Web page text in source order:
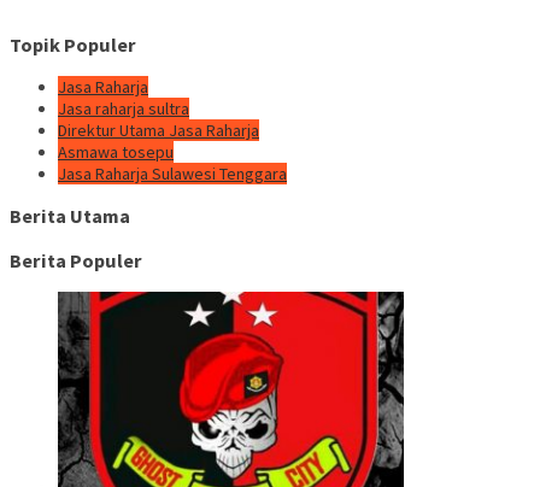
Topik Populer
Jasa Raharja
Jasa raharja sultra
Direktur Utama Jasa Raharja
Asmawa tosepu
Jasa Raharja Sulawesi Tenggara
Berita Utama
Berita Populer